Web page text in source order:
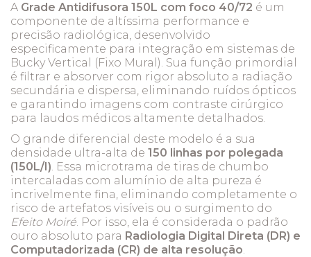
A Grade Antidifusora 150L com foco 40/72 é um
componente de altíssima performance e
precisão radiológica, desenvolvido
especificamente para integração em sistemas de
Bucky Vertical (Fixo Mural). Sua função primordial
é filtrar e absorver com rigor absoluto a radiação
secundária e dispersa, eliminando ruídos ópticos
e garantindo imagens com contraste cirúrgico
para laudos médicos altamente detalhados.
O grande diferencial deste modelo é a sua
densidade ultra-alta de 150 linhas por polegada
(150L/I). Essa microtrama de tiras de chumbo
intercaladas com alumínio de alta pureza é
incrivelmente fina, eliminando completamente o
risco de artefatos visíveis ou o surgimento do
Efeito Moiré. Por isso, ela é considerada o padrão
ouro absoluto para Radiologia Digital Direta (DR) e
Computadorizada (CR) de alta resolução.